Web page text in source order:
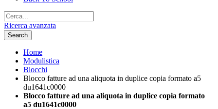
Ricerca avanzata
Search
Home
Modulistica
Blocchi
Blocco fatture ad una aliquota in duplice copia formato a5
du1641c0000
Blocco fatture ad una aliquota in duplice copia formato
a5 du1641c0000